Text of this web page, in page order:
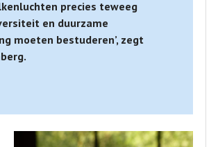
precies teweeg
en duurzame
moeten bestuderen’, zegt